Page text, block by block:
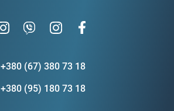
+380 (67) 380 73 18
+380 (95) 180 73 18